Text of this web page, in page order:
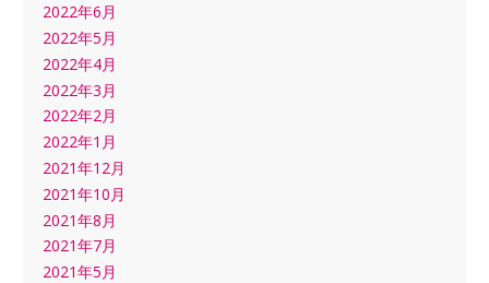
2022年6月
2022年5月
2022年4月
2022年3月
2022年2月
2022年1月
2021年12月
2021年10月
2021年8月
2021年7月
2021年5月